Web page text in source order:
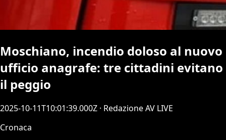
Moschiano, incendio doloso al nuovo
ufficio anagrafe: tre cittadini evitano
il peggio
2025-10-11T10:01:39.000Z · Redazione AV LIVE
Cronaca